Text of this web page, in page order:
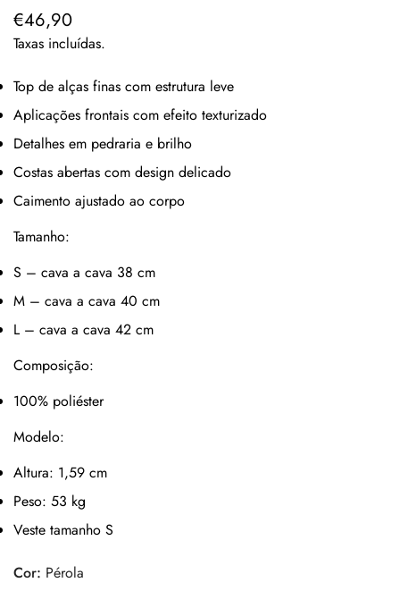
Preço
regular
€46,90
Taxas incluídas.
Top de alças finas com estrutura leve
Aplicações frontais com efeito texturizado
Detalhes em pedraria e brilho
Costas abertas com design delicado
Caimento ajustado ao corpo
Tamanho:
S – cava a cava 38 cm
M – cava a cava 40 cm
L – cava a cava 42 cm
Composição:
100% poliéster
Modelo:
Altura: 1,59 cm
Peso: 53 kg
Veste tamanho S
Cor: Pérola